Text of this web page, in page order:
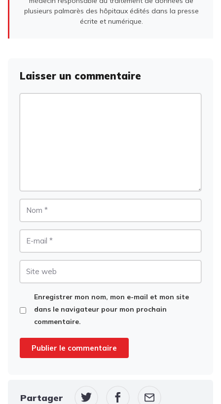
plusieurs palmarès des hôpitaux édités dans la presse
écrite et numérique.
Laisser un commentaire
Enregistrer mon nom, mon e-mail et mon site
dans le navigateur pour mon prochain
commentaire.
Partager